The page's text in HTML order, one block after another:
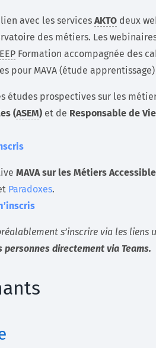
avec les services AKTO deux
des métiers. Les
EEP Formation accompagnée des
pour MAVA (étude apprentissage)
études prospectives sur les
(ASEM) et de Responsable de
MAVA sur les Métiers
Paradoxes.
s’inscrire via les liens
personnes directement via Teams.